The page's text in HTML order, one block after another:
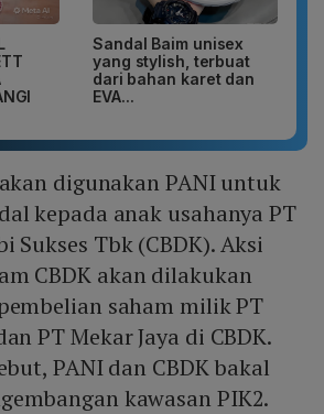
Sandal Baim unisex
yang stylish, terbuat
dari bahan karet dan
EVA...
digunakan PANI untuk
kepada anak usahanya PT
Sukses Tbk (CBDK). Aksi
CBDK akan dilakukan
saham milik PT
PT Mekar Jaya di CBDK.
PANI dan CBDK bakal
kawasan PIK2.